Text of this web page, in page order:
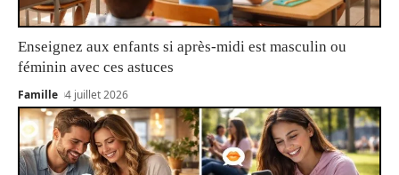
Enseignez aux enfants si après-midi est masculin ou
féminin avec ces astuces
Famille 4 juillet 2026